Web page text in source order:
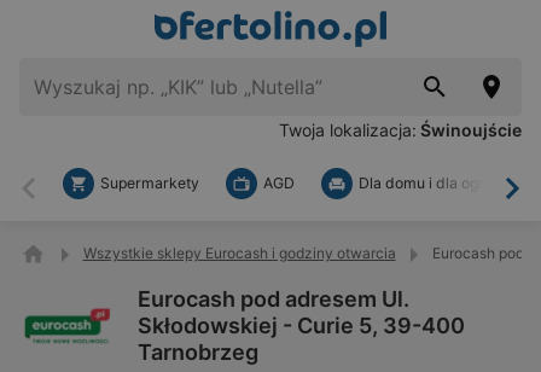
Twoja lokalizacja: Świnoujście
Wstecz
Supermarkety AGD Dla domu i dla ogrodu
Wszystkie sklepy Eurocash i godziny otwarcia Eurocash pod
Eurocash pod adresem Ul.
Skłodowskiej - Curie 5, 39-400
Tarnobrzeg